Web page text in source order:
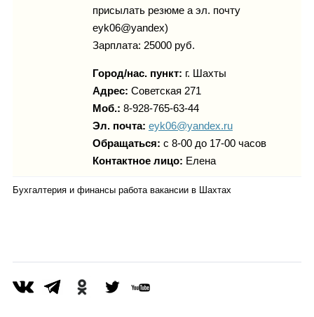
присылать резюме а эл. почту
eyk06@yandex)
Зарплата: 25000 руб.
Город/нас. пункт: г. Шахты
Адрес: Советская 271
Моб.: 8-928-765-63-44
Эл. почта: eyk06@yandex.ru
Обращаться: с 8-00 до 17-00 часов
Контактное лицо: Елена
Бухгалтерия и финансы работа вакансии в Шахтах